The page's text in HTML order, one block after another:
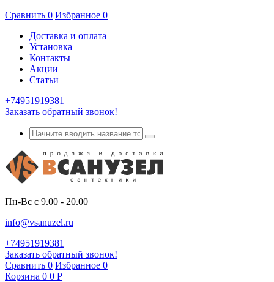
Сравнить 0 Избранное 0
Доставка и оплата
Установка
Контакты
Акции
Статьи
+74951919381
Заказать обратный звонок!
Пн-Вс с 9.00 - 20.00
info@vsanuzel.ru
+74951919381
Заказать обратный звонок!
Сравнить 0 Избранное 0
Корзина 0 0 Р